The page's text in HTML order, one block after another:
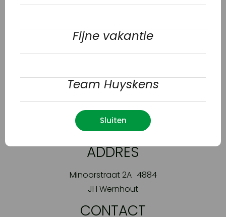
ADDRES
Minoorstraat 2A 4884
JH Wernhout
CONTACT
Fijne vakantie
Team Huyskens
Sluiten